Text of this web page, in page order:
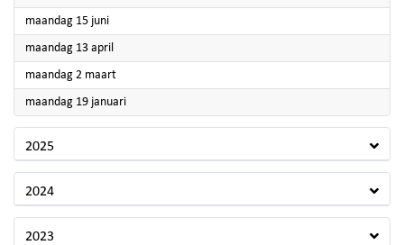
maandag 15 juni2026
maandag 13 april
maandag 2 maart2026
maandag 19 januari2026
2025
2024
2023